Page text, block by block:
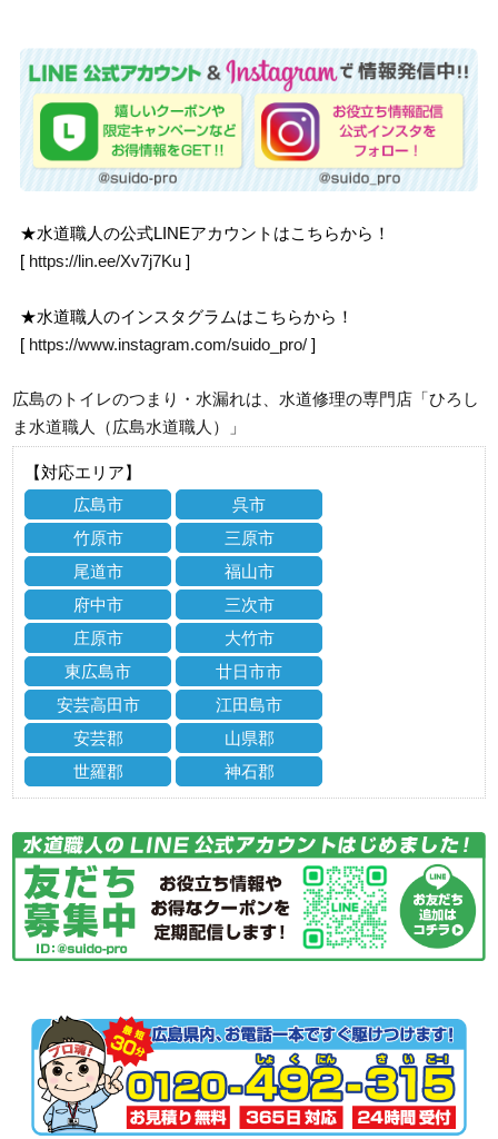
★水道職人の公式LINEアカウントはこちらから！
[ https://lin.ee/Xv7j7Ku ]
★水道職人のインスタグラムはこちらから！
[ https://www.instagram.com/suido_pro/ ]
広島のトイレのつまり・水漏れは、水道修理の専門店「ひろし
ま水道職人（広島水道職人）」
【対応エリア】
広島市
呉市
竹原市
三原市
尾道市
福山市
府中市
三次市
庄原市
大竹市
東広島市
廿日市市
安芸高田市
江田島市
安芸郡
山県郡
世羅郡
神石郡